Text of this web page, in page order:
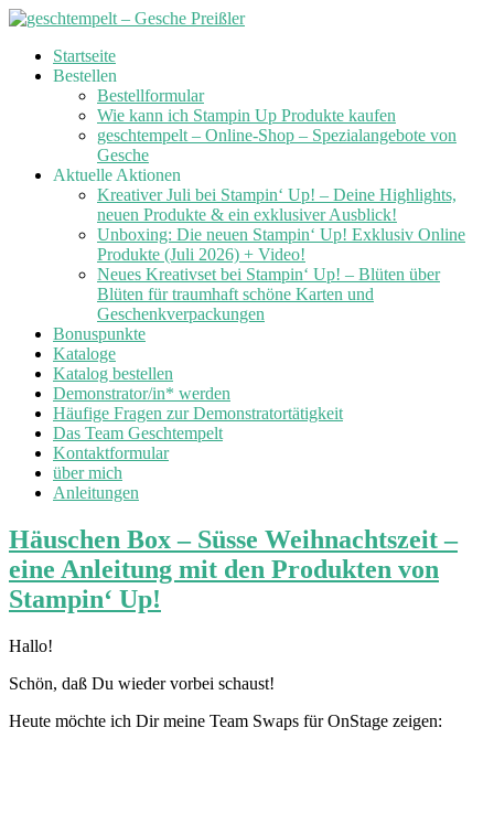
Skip
Startseite
Bestellen
Bestellformular
Wie kann ich Stampin Up Produkte kaufen
geschtempelt – Online-Shop – Spezialangebote von
Gesche
Aktuelle Aktionen
Kreativer Juli bei Stampin‘ Up! – Deine Highlights,
neuen Produkte & ein exklusiver Ausblick!
Unboxing: Die neuen Stampin‘ Up! Exklusiv Online
Produkte (Juli 2026) + Video!
Neues Kreativset bei Stampin‘ Up! – Blüten über
Blüten für traumhaft schöne Karten und
Geschenkverpackungen
Bonuspunkte
Kataloge
Katalog bestellen
Demonstrator/in* werden
Häufige Fragen zur Demonstratortätigkeit
Das Team Geschtempelt
Kontaktformular
über mich
Anleitungen
Häuschen Box – Süsse Weihnachtszeit –
eine Anleitung mit den Produkten von
Stampin‘ Up!
Hallo!
Schön, daß Du wieder vorbei schaust!
Heute möchte ich Dir meine Team Swaps für OnStage zeigen: